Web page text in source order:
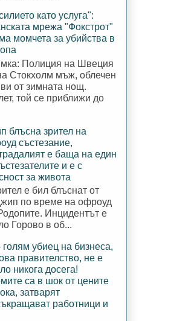
като услуга":
мрежа "Фокстрот"
момчета за убийства в
Полиция на Швеция
Стокхолм мъж, облечен
от зимната нощ.
той се приближи до
блъсна зрител на
състезание,
е баща на един
и е с
за живота
е бил блъснат от
по време на офроуд
Инцидентът е
Горово в об...
голям убиец на бизнеса,
правителство, не е
никога досега!
са в шок от цените
затварят
работници и